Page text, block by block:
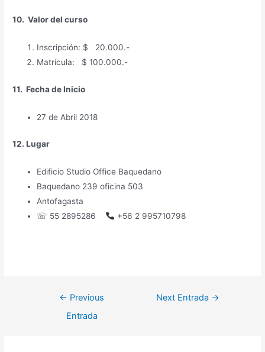
10. Valor del curso
Inscripción: $ 20.000.-
Matrícula: $ 100.000.-
11. Fecha de Inicio
27 de Abril 2018
12. Lugar
Edificio Studio Office Baquedano
Baquedano 239 oficina 503
Antofagasta
☏ 55 2895286
+56 2 995710798
← Previous
Entrada
Next Entrada →